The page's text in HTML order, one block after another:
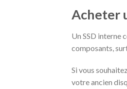
Acheter
Un SSD interne
composants,
Si vous
votre ancien